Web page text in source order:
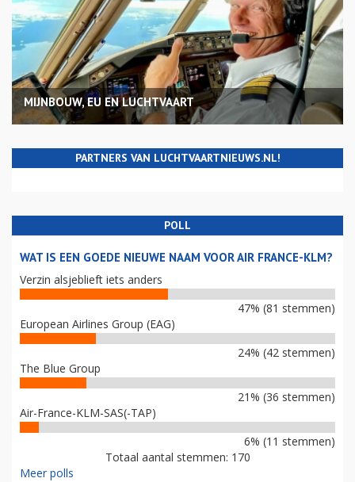
MIJNBOUW, EU EN LUCHTVAART
PARTNERS VAN LUCHTVAARTNIEUWS.NL!
POLL
WAT IS EEN GOEDE NIEUWE NAAM VOOR AIR FRANCE-KLM?
Verzin alsjeblieft iets anders
47% (81 stemmen)
European Airlines Group (EAG)
24% (42 stemmen)
The Blue Group
21% (36 stemmen)
Air-France-KLM-SAS(-TAP)
6% (11 stemmen)
Totaal aantal stemmen: 170
Meer polls